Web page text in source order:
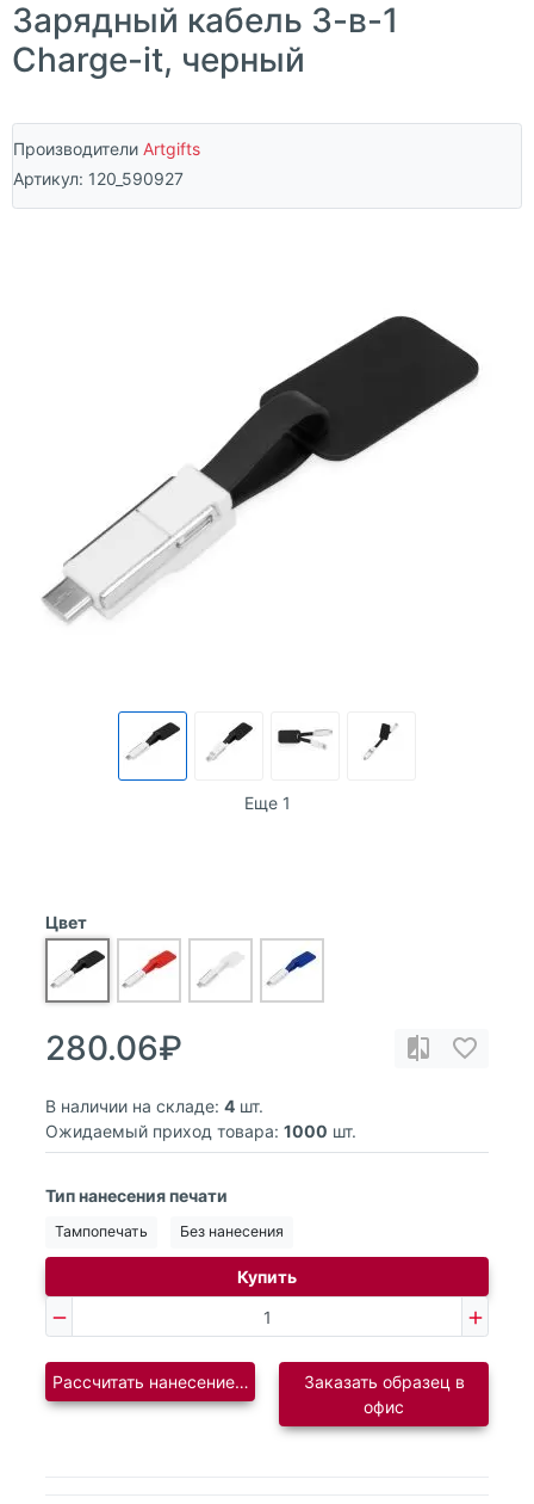
Зарядный кабель 3-в-1
Charge-it, черный
Производители Artgifts
Артикул: 120_590927
Еще 1
Цвет
280.06₽
В наличии на складе: 4 шт.
Ожидаемый приход товара: 1000 шт.
Тип нанесения печати
Тампопечать Без нанесения
Купить
Рассчитать нанесение логотипаЗаказать образец в
офис